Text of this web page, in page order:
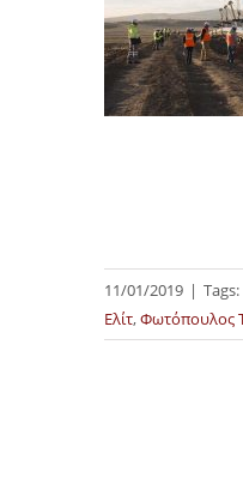
11/01/2019 | Tags:
Ελίτ,Φωτόπουλος